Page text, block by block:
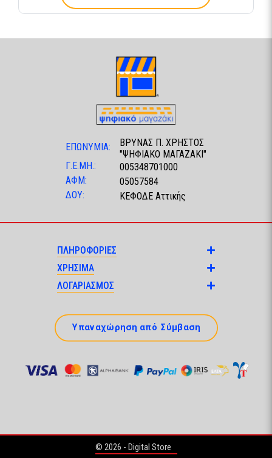
ΕΠΩΝΥΜΙΑ:
ΒΡΥΝΑΣ Π. ΧΡΗΣΤΟΣ
"ΨΗΦΙΑΚΟ ΜΑΓΑΖΑΚΙ"
Γ.Ε.ΜΗ.:
005348701000
ΑΦΜ:
05057584
ΔΟΥ:
ΚΕΦΟΔΕ Αττικής
ΠΛΗΡΟΦΟΡΙΕΣ
ΧΡΗΣΙΜΑ
ΛΟΓΑΡΙΑΣΜΟΣ
Υπαναχώρηση από Σύμβαση
© 2026 - Digital Store